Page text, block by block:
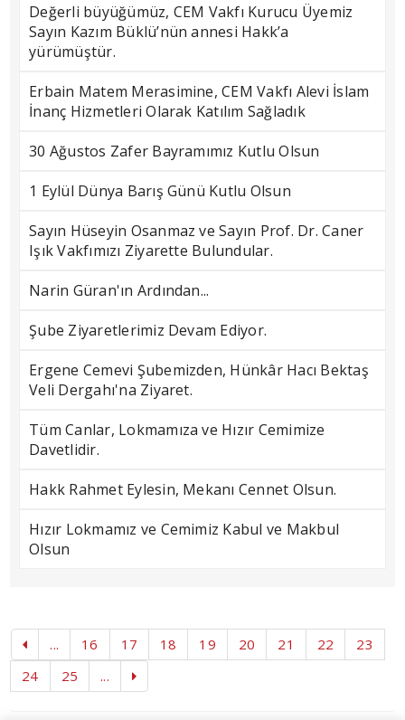
Değerli büyüğümüz, CEM Vakfı Kurucu Üyemiz
Sayın Kazım Büklü’nün annesi Hakk’a
yürümüştür.
Erbain Matem Merasimine, CEM Vakfı Alevi İslam
İnanç Hizmetleri Olarak Katılım Sağladık
30 Ağustos Zafer Bayramımız Kutlu Olsun
1 Eylül Dünya Barış Günü Kutlu Olsun
Sayın Hüseyin Osanmaz ve Sayın Prof. Dr. Caner
Işık Vakfımızı Ziyarette Bulundular.
Narin Güran'ın Ardından...
Şube Ziyaretlerimiz Devam Ediyor.
Ergene Cemevi Şubemizden, Hünkâr Hacı Bektaş
Veli Dergahı'na Ziyaret.
Tüm Canlar, Lokmamıza ve Hızır Cemimize
Davetlidir.
Hakk Rahmet Eylesin, Mekanı Cennet Olsun.
Hızır Lokmamız ve Cemimiz Kabul ve Makbul
Olsun
... 16 17 18 19 20 21 22
23
24
25 ...